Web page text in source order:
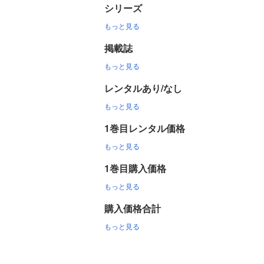
シリーズ
もっと見る
掲載誌
もっと見る
レンタルあり/なし
もっと見る
1巻目レンタル価格
もっと見る
1巻目購入価格
もっと見る
購入価格合計
もっと見る